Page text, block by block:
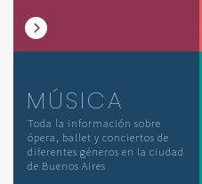
MÚSICA
Toda la información sobre
ópera, ballet y conciertos de
diferentes géneros en la ciudad
de Buenos Aires